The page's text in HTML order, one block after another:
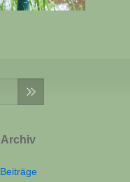
Archiv
Beiträge